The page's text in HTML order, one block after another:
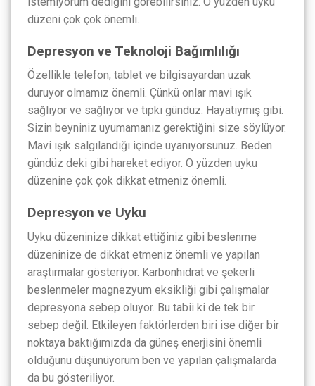
düzeni çok çok önemli.
Depresyon ve Teknoloji Bağımlılığı
Özellikle telefon, tablet ve bilgisayardan uzak
duruyor olmamız önemli. Çünkü onlar mavi ışık
sağlıyor ve sağlıyor ve tıpkı gündüz. Hayatıymış gibi.
Sizin beyniniz uyumamanız gerektiğini size söylüyor.
Mavi ışık salgılandığı içinde uyanıyorsunuz. Beden
gündüz deki gibi hareket ediyor. O yüzden uyku
düzenine çok çok dikkat etmeniz önemli.
Depresyon ve Uyku
Uyku düzeninize dikkat ettiğiniz gibi beslenme
düzeninize de dikkat etmeniz önemli ve yapılan
araştırmalar gösteriyor. Karbonhidrat ve şekerli
beslenmeler magnezyum eksikliği gibi çalışmalar
depresyona sebep oluyor. Bu tabii ki de tek bir
sebep değil. Etkileyen faktörlerden biri ise diğer bir
noktaya baktığımızda da güneş enerjisini önemli
olduğunu düşünüyorum ben ve yapılan çalışmalarda
da bu gösteriliyor.